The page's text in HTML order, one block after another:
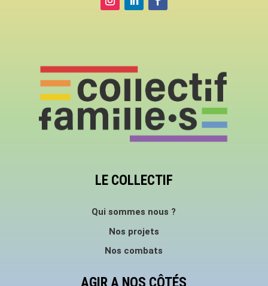
LE COLLECTIF
Qui sommes nous ?
Nos projets
Nos combats
AGIR A NOS CÔTÉS